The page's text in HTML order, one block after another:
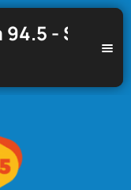
94.5 - Santa